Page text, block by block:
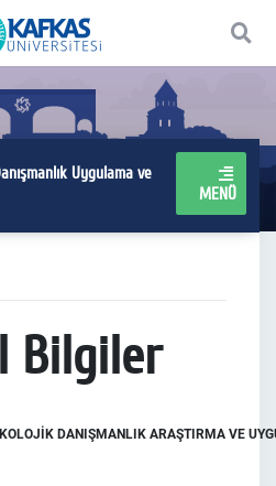
Uygulama ve
MENÜ
Bilgiler
DANIŞMANLIK ARAŞTIRMA VE